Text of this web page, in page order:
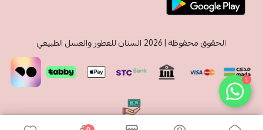
الحقوق محفوظة | 2026 السنان للعطور والعسل الطبيعي
1